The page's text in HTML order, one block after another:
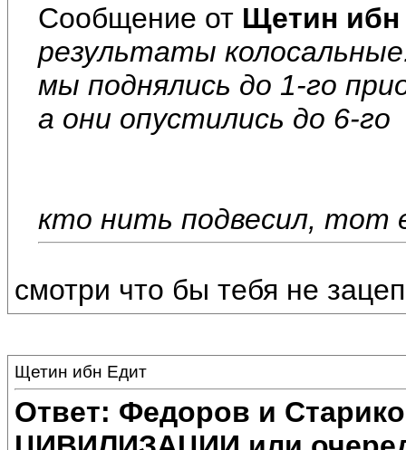
Сообщение от Щетин ибн
результаты
мы поднялись до 1-го
а они опустились до 6-го
кто нить подвесил, тот
смотри что бы тебя не
Щетин ибн Едит
Ответ: Федоров и